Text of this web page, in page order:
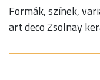
Formák, színek,
art deco Zsolnay